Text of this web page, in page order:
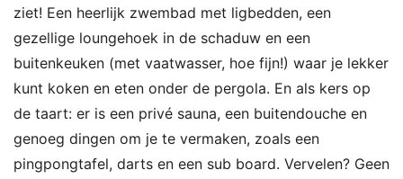
ziet! Een heerlijk zwembad met ligbedden, een
gezellige loungehoek in de schaduw en een
buitenkeuken (met vaatwasser, hoe fijn!) waar je lekker
kunt koken en eten onder de pergola. En als kers op
de taart: er is een privé sauna, een buitendouche en
genoeg dingen om je te vermaken, zoals een
pingpongtafel, darts en een sub board. Vervelen? Geen